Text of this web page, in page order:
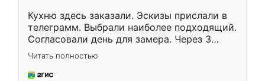
Кухню здесь заказали. Эскизы прислали в
телеграмм. Выбрали наиболее подходящий.
Согласовали день для замера. Через 3
недели кухня была уже готова. Остались
довольны работой. Спасибо Ренессанс
мебель за качественную работу!
Читать полностью